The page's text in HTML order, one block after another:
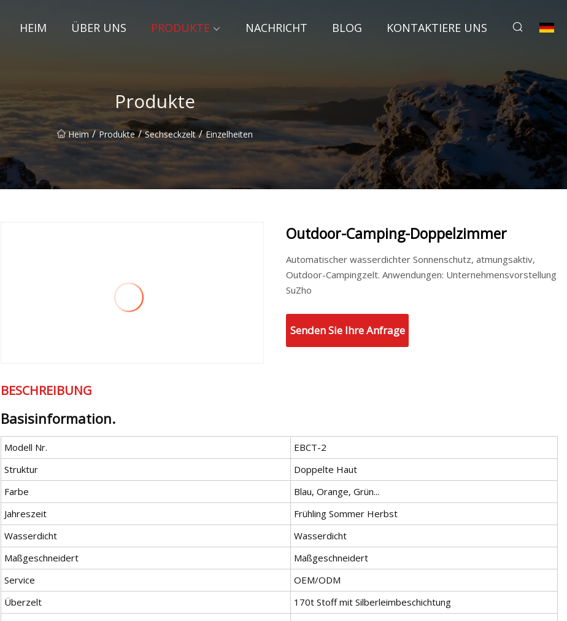
HEIM ÜBER UNS PRODUKTE NACHRICHT BLOG KONTAKTIERE UNS
Produkte
Heim / Produkte / Sechseckzelt / Einzelheiten
Outdoor-Camping-Doppelzimmer
Automatischer wasserdichter Sonnenschutz, atmungsaktiv,
Outdoor-Campingzelt. Anwendungen: Unternehmensvorstellung
SuZho
Senden Sie Ihre Anfrage
BESCHREIBUNG
Basisinformation.
Modell Nr.
EBCT-2
Struktur
Doppelte Haut
Farbe
Blau, Orange, Grün...
Jahreszeit
Frühling Sommer Herbst
Wasserdicht
Wasserdicht
Maßgeschneidert
Maßgeschneidert
Service
OEM/ODM
Überzelt
170t Stoff mit Silberleimbeschichtung